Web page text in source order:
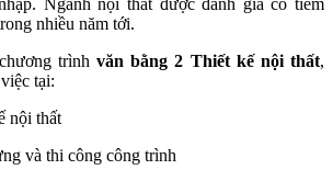
Ngành nội thất được đánh giá có tiềm
nhiều năm tới.
trình văn bằng 2 Thiết kế nội thất,
tại:
nội thất
và thi công công trình